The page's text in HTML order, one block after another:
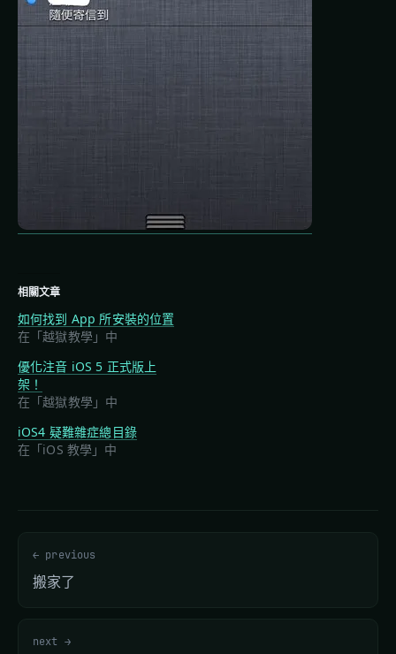
相關文章
如何找到 App 所安裝的位置
在「越獄教學」中
優化注音 iOS 5 正式版上
架！
在「越獄教學」中
iOS4 疑難雜症總目錄
在「iOS 教學」中
← previous
搬家了
next →